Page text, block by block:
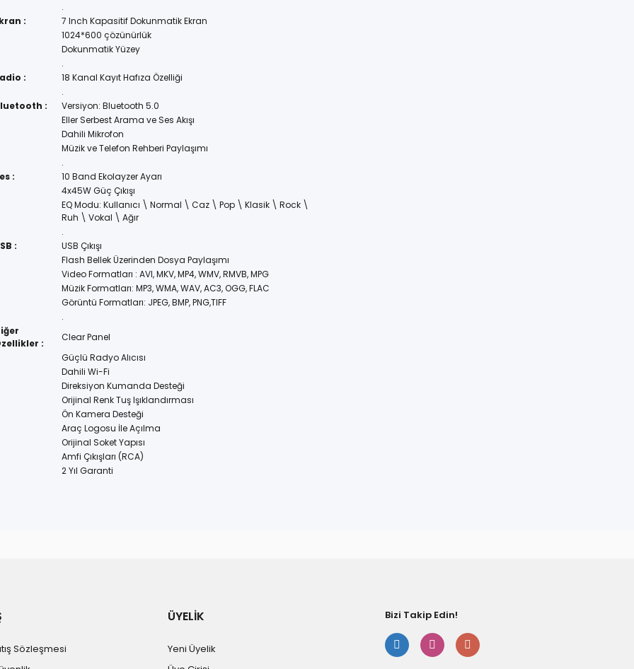
.
:
7 Inch Kapasitif Dokunmatik Ekran
1024*600 çözünürlük
Dokunmatik Yüzey
.
:
18 Kanal Kayıt Hafıza Özelliği
.
:
Versiyon: Bluetooth 5.0
Eller Serbest Arama ve Ses Akışı
Dahili Mikrofon
Müzik ve Telefon Rehberi Paylaşımı
.
:
10 Band Ekolayzer Ayarı
4x45W Güç Çıkışı
EQ Modu: Kullanıcı \ Normal \ Caz \ Pop \ Klasik \ Rock \
Ruh \ Vokal \ Ağır
.
:
USB Çıkışı
Flash Bellek Üzerinden Dosya Paylaşımı
Video Formatları : AVI, MKV, MP4, WMV, RMVB, MPG
Müzik Formatları: MP3, WMA, WAV, AC3, OGG, FLAC
Görüntü Formatları: JPEG, BMP, PNG,TIFF
.
:
Clear Panel
Güçlü Radyo Alıcısı
Dahili Wi-Fi
Direksiyon Kumanda Desteği
Orijinal Renk Tuş Işıklandırması
Ön Kamera Desteği
Araç Logosu İle Açılma
Orijinal Soket Yapısı
Amfi Çıkışları (RCA)
2 Yıl Garanti
Sözleşmesi
ÜYELİK
Yeni Üyelik
Bizi Takip Edin!